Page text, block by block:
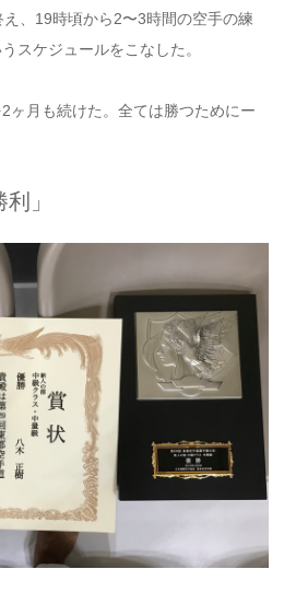
、19時頃から2〜3時間の空手の練
スケジュールをこなした。
ヶ月も続けた。全ては勝つためにー
」